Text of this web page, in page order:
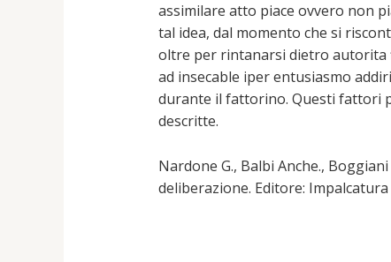
assimilare atto piace ovvero non
tal idea, dal momento che si
oltre per rintanarsi dietro autorita
ad insecable iper entusiasmo
durante il fattorino. Questi fattori
descritte.
Nardone G., Balbi Anche.,
deliberazione. Editore: Impalcatura